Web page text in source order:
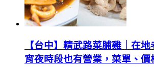
【台中】精武路菜脯雞｜在
宵夜時段也有營業，菜單、價